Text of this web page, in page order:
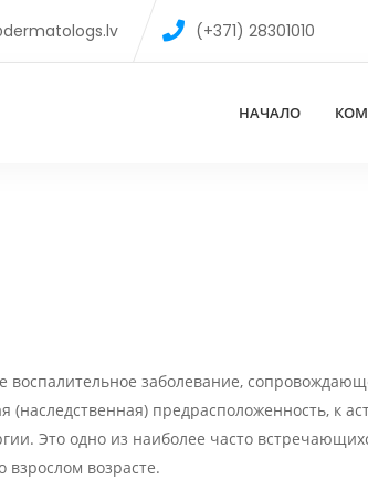
(+371) 28301010
НАЧАЛО
воспалительное заболевание,
(наследственная) предрасположенность, к
Это одно из наиболее часто
взрослом возрасте.